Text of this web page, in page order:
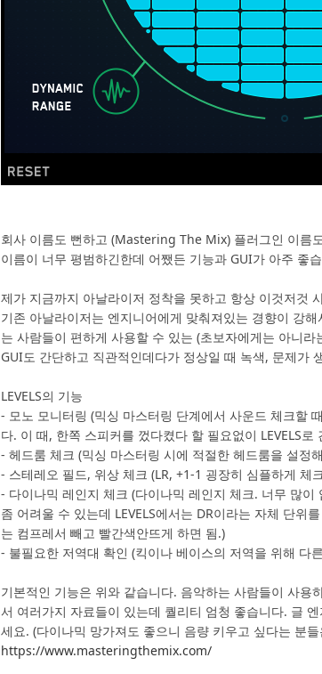
회사 이름도 뻔하고 (Mastering The Mix) 플러그인 이름
이름이 너무 평범하긴한데 어쨌든 기능과 GUI가 아주 좋
제가 지금까지 아날라이저 정착을 못하고 항상 이것저
기존 아날라이저는 엔지니어에게 맞춰져있는 경향이 강
는 사람들이 편하게 사용할 수 있는 (초보자에게는 아니
GUI도 간단하고 직관적인데다가 정상일 때 녹색, 문제가
LEVELS의 기능
- 모노 모니터링 (믹싱 마스터링 단계에서 사운드 체크할
다. 이 때, 한쪽 스피커를 껐다켰다 할 필요없이 LEVELS
- 헤드룸 체크 (믹싱 마스터링 시에 적절한 헤드룸을 설정
- 스테레오 필드, 위상 체크 (LR, +1-1 굉장히 심플하게 체
- 다이나믹 레인지 체크 (다이나믹 레인지 체크. 너무 많
좀 어려울 수 있는데 LEVELS에서는 DR이라는 자체 단
는 컴프레서 빼고 빨간색안뜨게 하면 됨.)
- 불필요한 저역대 확인 (킥이나 베이스의 저역을 위해 다
기본적인 기능은 위와 같습니다. 음악하는 사람들이 사
서 여러가지 자료들이 있는데 퀄리티 엄청 좋습니다. 글
세요. (다이나믹 망가져도 좋으니 음량 키우고 싶다는 분
https://www.masteringthemix.com/